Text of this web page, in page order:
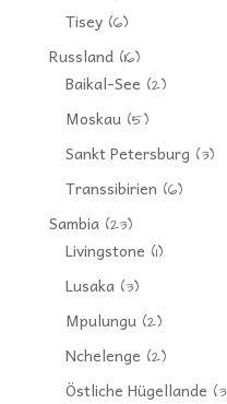
Tisey(6)
Russland(16)
Baikal-See (2)
Moskau(5)
Sankt Petersburg (3)
Transsibirien (6)
Sambia(23)
Livingstone (1)
Lusaka(3)
Mpulungu(2)
Nchelenge (2)
Östliche Hügellande